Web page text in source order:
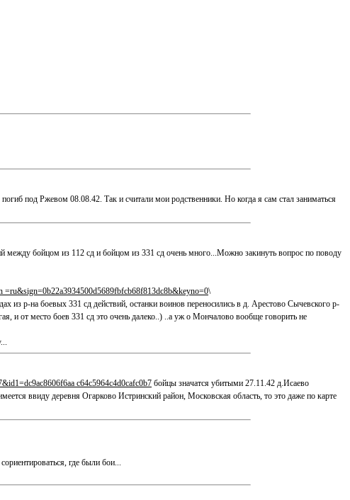
под Ржевом 08.08.42. Так и считали мои родственники. Но когда я сам стал заниматься
между бойцом из 112 сд и бойцом из 331 сд очень много...Можно закинуть вопрос по поводу
\
из р-на боевых 331 сд действий, останки воинов переносились в д. Арестово Сычевского р-
и от место боев 331 сд это очень далеко..) ..а уж о Мончалово вообще говорить не
c64c5964c4d0cafc0b7 бойцы значатся убитыми 27.11.42 д.Исаево
ввиду деревня Огарково Истринский район, Московская область, то это даже по карте
где были бои...